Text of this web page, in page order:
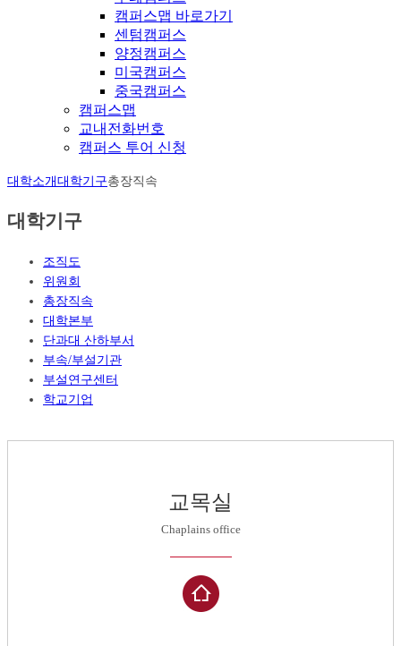
캠퍼스맵 바로가기
센텀캠퍼스
양정캠퍼스
미국캠퍼스
중국캠퍼스
캠퍼스맵
교내전화번호
캠퍼스 투어 신청
대학소개 대학기구총장직속
대학기구
조직도
위원회
총장직속
대학본부
단과대 산하부서
부속/부설기관
부설연구센터
학교기업
교목실
Chaplains office